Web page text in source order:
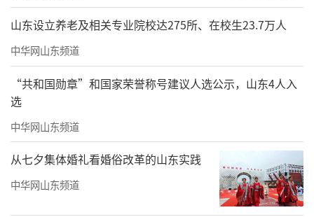
年孤独》、米兰·昆德拉的《不能承受的生命
之轻》等等一系列的书籍也常常伴其左右。这
些文学作品对于赵孟君来说，既充实自身精
神，也为其绘画铺陈底色。
山东设立养老及相关专业院校达275所、在校生23.7万人
中华网山东频道
“共和国勋章”和国家荣誉称号建议人选公示，山东4人入
选
中华网山东频道
从七夕集体婚礼看婚俗改革的山东实践
中华网山东频道